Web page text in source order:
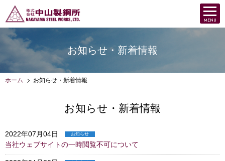
お知らせ・新着情報
ホーム お知らせ・新着情報
お知らせ・新着情報
2022年07月04日 お知らせ
当社ウェブサイトの一時閲覧不可について